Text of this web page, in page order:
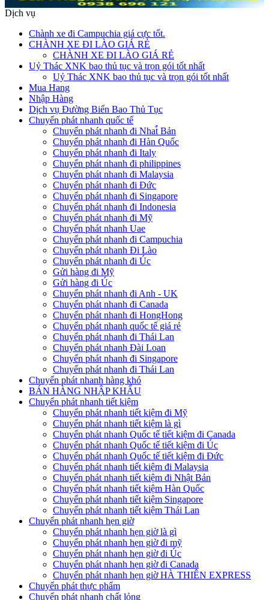
Dịch vụ
Chành xe đi Campuchia giá cực tốt.
CHÀNH XE ĐI LÀO GIÁ RẺ
CHÀNH XE ĐI LÀO GIÁ RẺ
Uỷ Thác XNK bao thủ tục và trọn gói tốt nhất
Uỷ Thác XNK bao thủ tục và trọn gói tốt nhất
Mua Hang
Nhập Hàng
Dịch vụ Đường Biển Bao Thủ Tục
Chuyển phát nhanh quốc tế
Chuyển phát nhanh đi Nhat̉̀ Bản
Chuyển phát nhanh đi Hàn Quốc
Chuyển phát nhanh đi Italy
Chuyển phát nhanh đi philippines
Chuyển phát nhanh đi Malaysia
Chuyển phát nhanh đi Đức
Chuyển phát nhanh đi Singapore
Chuyển phát nhanh đi Indonesia
Chuyển phát nhanh đi Mỹ
Chuyển phát nhanh Uae
Chuyển phát nhanh đi Campuchia
Chuyển phát nhanh Đi Lào
Chuyển phát nhanh đi Úc
Gửi hàng đi Mỹ
Gửi hàng đi Úc
Chuyển phát nhanh đi Anh - UK
Chuyển phát nhanh đi Canada
Chuyển phát nhanh đi HongHong
Chuyển phát nhanh quốc tế giá rẻ
Chuyển phát nhanh đi Thái Lan
Chuyển phát nhanh Đài Loan
Chuyển phát nhanh đi Singapore
Chuyển phát nhanh đi Thái Lan
Chuyển phát nhanh hàng khó
BÁN HÀNG NHẬP KHẨU
Chuyển phát nhanh tiết kiệm
Chuyển phát nhanh tiết kiệm đi Mỹ
Chuyển phát nhanh tiết kiệm là gì
Chuyển phát nhanh Quốc tế tiết kiệm đi Canada
Chuyển phát nhanh Quốc tế tiết kiệm đi Úc
Chuyển phát nhanh Quốc tế tiết kiệm đi Đức
Chuyển phát nhanh tiết kiệm đi Malaysia
Chuyển phát nhanh tiết kiệm đi Nhật Bản
Chuyển phát nhanh tiết kiệm Hàn Quốc
Chuyển phát nhanh tiết kiệm Singapore
Chuyển phát nhanh tiết kiệm Thái Lan
Chuyển phát nhanh hẹn giờ
Chuyển phát nhanh hẹn giờ là gì
Chuyển phát nhanh hẹn giờ đi mỹ
Chuyển phát nhanh hẹn giờ đi Úc
Chuyển phát nhanh hẹn giờ đi Canada
Chuyển phát nhanh hẹn giờ HÀ THIÊN EXPRESS
Chuyển phát thực phẩm
Chuyển phát nhanh chất lỏng